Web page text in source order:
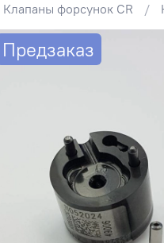
Клапаны форсунок CR
Предзаказ